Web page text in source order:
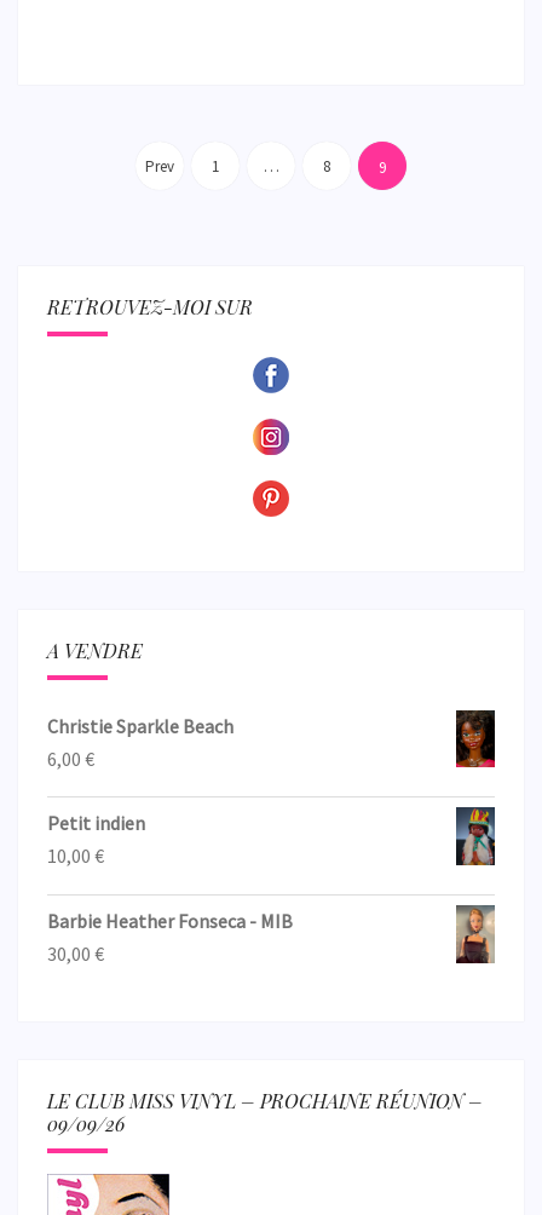
Pagination
des
publications
Prev 1 … 8 9
RETROUVEZ-MOI SUR
A VENDRE
Christie Sparkle Beach
6,00 €
Petit indien
10,00 €
Barbie Heather Fonseca - MIB
30,00 €
LE CLUB MISS VINYL – PROCHAINE RÉUNION –
09/09/26